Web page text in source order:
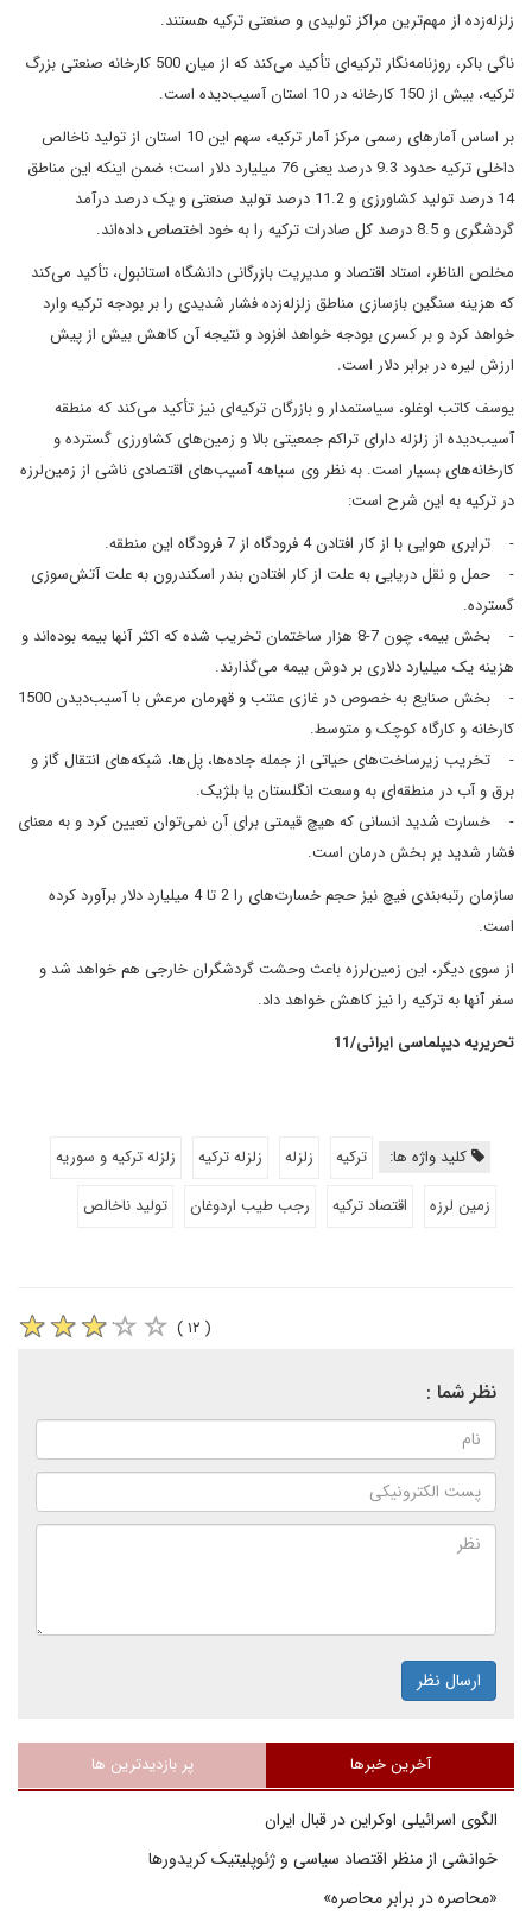
زلزله‌زده از مهم‌ترین مراکز تولیدی و صنعتی ترکیه هستند.
ناگی باکر، روزنامه‌نگار ترکیه‌ای تأکید می‌کند که از میان 500 کارخانه صنعتی بزرگ
ترکیه، بیش از 150 کارخانه در 10 استان آسیب‌دیده است.
بر اساس آمارهای رسمی مرکز آمار ترکیه، سهم این 10 استان از تولید ناخالص
داخلی ترکیه حدود 9.3 درصد یعنی 76 میلیارد دلار است؛ ضمن اینکه این مناطق
14 درصد تولید کشاورزی و 11.2 درصد تولید صنعتی و یک درصد درآمد
گردشگری و 8.5 درصد کل صادرات ترکیه را به خود اختصاص داده‌اند.
مخلص الناظر، استاد اقتصاد و مدیریت بازرگانی دانشگاه استانبول، تأکید می‌کند
که هزینه سنگین بازسازی مناطق زلزله‌زده فشار شدیدی را بر بودجه ترکیه وارد
خواهد کرد و بر کسری بودجه خواهد افزود و نتیجه آن کاهش بیش از پیش
ارزش لیره در برابر دلار است.
یوسف کاتب اوغلو، سیاستمدار و بازرگان ترکیه‌ای نیز تأکید می‌کند که منطقه
آسیب‌دیده از زلزله دارای تراکم جمعیتی بالا و زمین‌های کشاورزی گسترده و
کارخانه‌های بسیار است. به نظر وی سیاهه آسیب‌های اقتصادی ناشی از زمین‌لرزه
در ترکیه به این شرح است:
- ترابری هوایی با از کار افتادن 4 فرودگاه از 7 فرودگاه این منطقه.
- حمل و نقل دریایی به علت از کار افتادن بندر اسکندرون به علت آتش‌سوزی
گسترده.
- بخش بیمه، چون 7-8 هزار ساختمان تخریب شده که اکثر آنها بیمه بوده‌اند و
هزینه یک میلیارد دلاری بر دوش بیمه می‌گذارند.
- بخش صنایع به خصوص در غازی عنتب و قهرمان مرعش با آسیب‌دیدن 1500
کارخانه و کارگاه کوچک و متوسط.
- تخریب زیرساخت‌های حیاتی از جمله جاده‌ها، پل‌ها، شبکه‌های انتقال گاز و
برق و آب در منطقه‌ای به وسعت انگلستان یا بلژیک.
- خسارت شدید انسانی که هیچ قیمتی برای آن نمی‌توان تعیین کرد و به معنای
فشار شدید بر بخش درمان است.
سازمان رتبه‌بندی فیچ نیز حجم خسارت‌های را 2 تا 4 میلیارد دلار برآورد کرده
است.
از سوی دیگر، این زمین‌لرزه باعث وحشت گردشگران خارجی هم خواهد شد و
سفر آنها به ترکیه را نیز کاهش خواهد داد.
تحریریه دیپلماسی ایرانی/11
کلید واژه ها: ترکیه زلزله زلزله ترکیه
زلزله ترکیه و سوریه
زمین لرزه
اقتصاد ترکیه رجب طیب اردوغان تولید ناخالص
( ۱۲ )
نظر شما :
ارسال نظر
آخرین خبرها پر بازدیدترین ها
الگوی اسرائیلی اوکراین در قبال ایران
خوانشی از منظر اقتصاد سیاسی و ژئوپلیتیک کریدورها
«محاصره در برابر محاصره»